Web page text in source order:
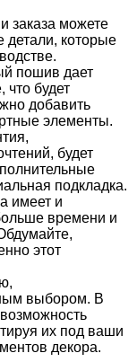
заказа можете
детали, которые
пошив дает
что будет
добавить
элементы.
будет
подкладка.
имеет и
времени и
этот
выбором. В
их под ваши
декора.